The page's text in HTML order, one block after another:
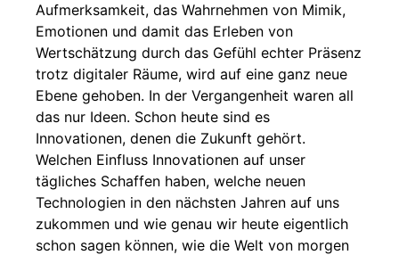
Aufmerksamkeit, das Wahrnehmen von Mimik,
Emotionen und damit das Erleben von
Wertschätzung durch das Gefühl echter Präsenz
trotz digitaler Räume, wird auf eine ganz neue
Ebene gehoben. In der Vergangenheit waren all
das nur Ideen. Schon heute sind es
Innovationen, denen die Zukunft gehört.
Welchen Einfluss Innovationen auf unser
tägliches Schaffen haben, welche neuen
Technologien in den nächsten Jahren auf uns
zukommen und wie genau wir heute eigentlich
schon sagen können, wie die Welt von morgen